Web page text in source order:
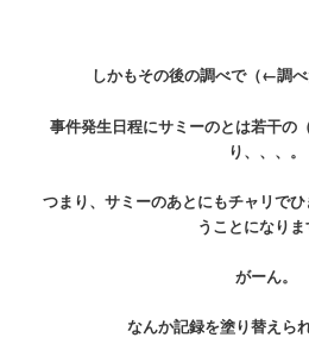
しかもその後の調べで（←調
事件発生日程にサミーのとは若干の
り、、、。
つまり、サミーのあとにもチャリで
うことになりま
がーん。
なんか記録を塗り替えら